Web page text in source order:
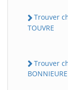
Trouver
TOUVRE
Trouver
BONNIEURE